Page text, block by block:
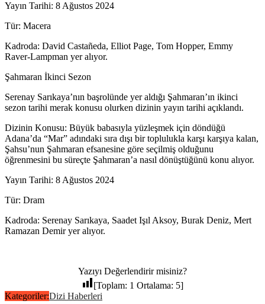
Yayın Tarihi: 8 Ağustos 2024
Tür: Macera
Kadroda: David Castañeda, Elliot Page, Tom Hopper, Emmy
Raver-Lampman yer alıyor.
Şahmaran İkinci Sezon
Serenay Sarıkaya’nın başrolünde yer aldığı Şahmaran’ın ikinci
sezon tarihi merak konusu olurken dizinin yayın tarihi açıklandı.
Dizinin Konusu: Büyük babasıyla yüzleşmek için döndüğü
Adana’da “Mar” adındaki sıra dışı bir toplulukla karşı karşıya kalan,
Şahsu’nun Şahmaran efsanesine göre seçilmiş olduğunu
öğrenmesini bu süreçte Şahmaran’a nasıl dönüştüğünü konu alıyor.
Yayın Tarihi: 8 Ağustos 2024
Tür: Dram
Kadroda: Serenay Sarıkaya, Saadet Işıl Aksoy, Burak Deniz, Mert
Ramazan Demir yer alıyor.
Yazıyı Değerlendirir misiniz?
[Toplam: 1 Ortalama: 5]
Kategoriler:Dizi Haberleri